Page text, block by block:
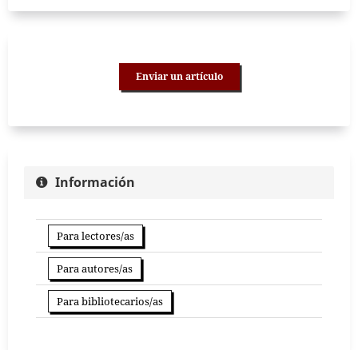
Enviar un artículo
Información
Para lectores/as
Para autores/as
Para bibliotecarios/as